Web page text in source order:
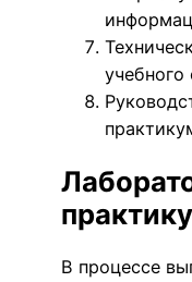
учебного
В процессе